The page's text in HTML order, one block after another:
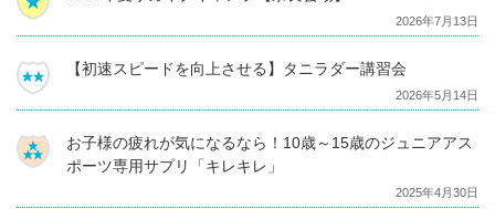
2026年7月13日
【初速スピードを向上させる】タニラダー講習会
2026年5月14日
お子様の疲れが気になるなら！10歳～15歳のジュニアアス
ポーツ専用サプリ「キレキレ」
2025年4月30日